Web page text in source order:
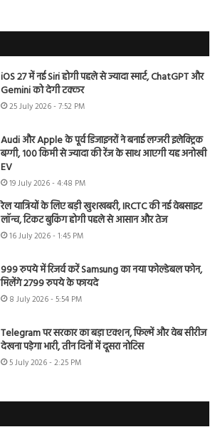
iOS 27 में नई Siri होगी पहले से ज्यादा स्मार्ट, ChatGPT और
Gemini को देगी टक्कर
25 July 2026 - 7:52 PM
Audi और Apple के पूर्व डिजाइनरों ने बनाई लग्जरी इलेक्ट्रिक
बग्गी, 100 किमी से ज्यादा की रेंज के साथ आएगी यह अनोखी
EV
19 July 2026 - 4:48 PM
रेल यात्रियों के लिए बड़ी खुशखबरी, IRCTC की नई वेबसाइट
लॉन्च, टिकट बुकिंग होगी पहले से आसान और तेज
16 July 2026 - 1:45 PM
999 रुपये में रिजर्व करें Samsung का नया फोल्डेबल फोन,
मिलेंगे 2799 रुपये के फायदे
8 July 2026 - 5:54 PM
Telegram पर सरकार का बड़ा एक्शन, फिल्में और वेब सीरीज
देखना पड़ेगा भारी, तीन दिनों में दूसरा नोटिस
5 July 2026 - 2:25 PM